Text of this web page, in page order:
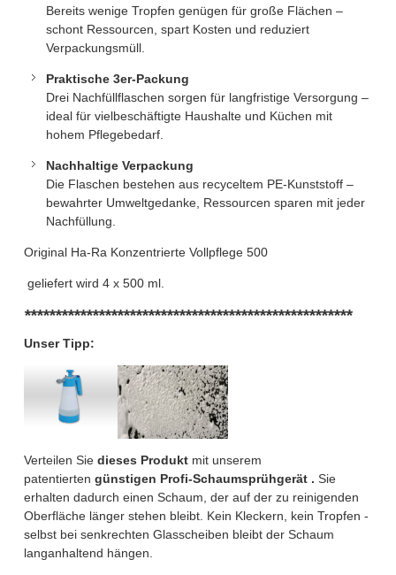
Bereits wenige Tropfen genügen für große Flächen –
schont Ressourcen, spart Kosten und reduziert
Verpackungsmüll.
Praktische 3er-Packung
Drei Nachfüllflaschen sorgen für langfristige Versorgung –
ideal für vielbeschäftigte Haushalte und Küchen mit
hohem Pflegebedarf.
Nachhaltige Verpackung
Die Flaschen bestehen aus recyceltem PE-Kunststoff –
bewahrter Umweltgedanke, Ressourcen sparen mit jeder
Nachfüllung.
Original Ha-Ra Konzentrierte Vollpflege 500
geliefert wird 4 x 500 ml.
*****************************************************
Unser Tipp:
Verteilen Sie dieses Produkt mit unserem
patentierten günstigen Profi-Schaumsprühgerät . Sie
erhalten dadurch einen Schaum, der auf der zu reinigenden
Oberfläche länger stehen bleibt. Kein Kleckern, kein Tropfen -
selbst bei senkrechten Glasscheiben bleibt der Schaum
langanhaltend hängen.